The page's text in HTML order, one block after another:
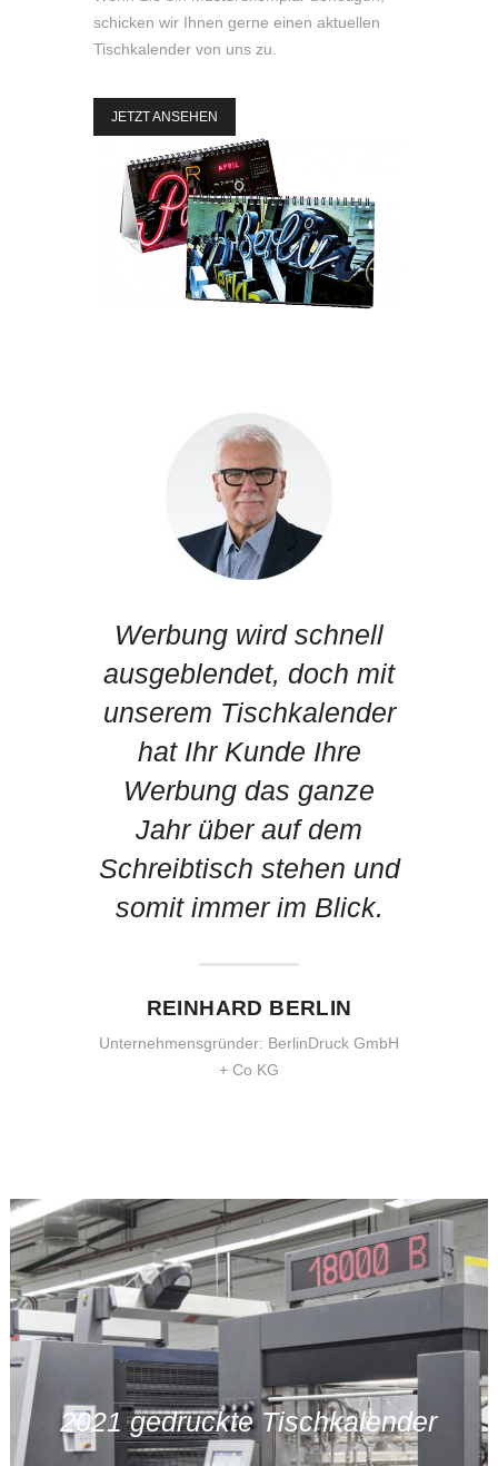
schicken wir Ihnen gerne einen aktuellen
Tischkalender von uns zu.
JETZT ANSEHEN
Werbung wird schnell
ausgeblendet, doch mit
unserem Tischkalender
hat Ihr Kunde Ihre
Werbung das ganze
Jahr über auf dem
Schreibtisch stehen und
somit immer im Blick.
REINHARD BERLIN
Unternehmensgründer: BerlinDruck GmbH
+ Co KG
2021 gedruckte Tischkalender
0
1
2
0
1
2
3
1
2
3
4
5
0
2
4
5
6
7
8